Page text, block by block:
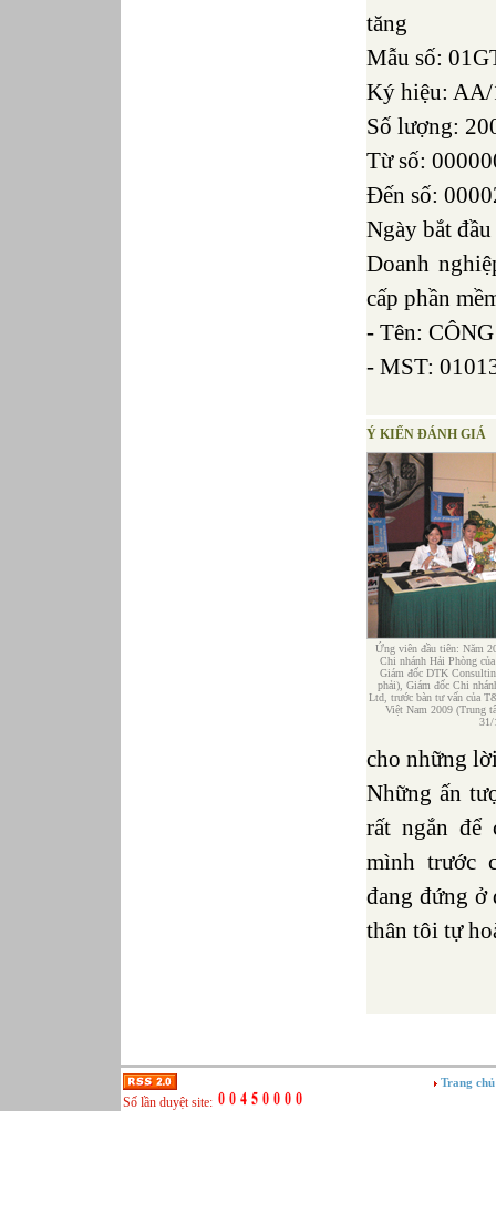
tăng
Mẫu số:
Ký hiệu:
Số lượng:
Từ số:
Đến số:
Ngày bắt
Doanh
cấp phần
- Tên:
- MST:
Ý KIẾN ĐÁNH GIÁ
Ứng viên đầu tiên: Năm
Chi nhánh Hải Phòng
Giám đốc DTK
phải), Giám đốc Chi
Ltd, trước bàn tư vấn của
Việt Nam 2009 (Trung
31/
cho những
Những ấn
rất ngắn để
mình trước
đang đứng ở
thân tôi tự
Số lần duyệt site:
Trang chủ